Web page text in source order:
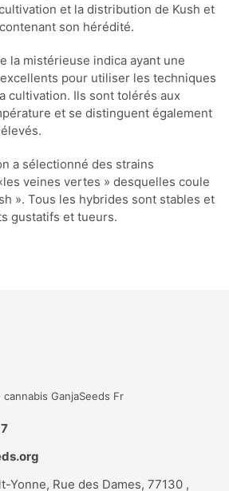
et la distribution de Kush et
son hérédité.
la mistérieuse indica ayant une
pour utiliser les techniques
cultivation. Ils sont tolérés aux
et se distinguent également
a sélectionné des strains
veines vertes » desquelles coule
». Tous les hybrides sont stables et
gustatifs et tueurs.
GanjaSeeds Fr
Yonne, Rue des Dames, 77130 ,